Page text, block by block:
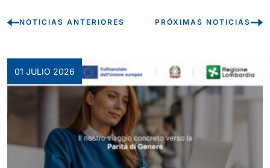
NOTICIAS ANTERIORES PRÓXIMAS NOTICIAS
01 JULIO 2026